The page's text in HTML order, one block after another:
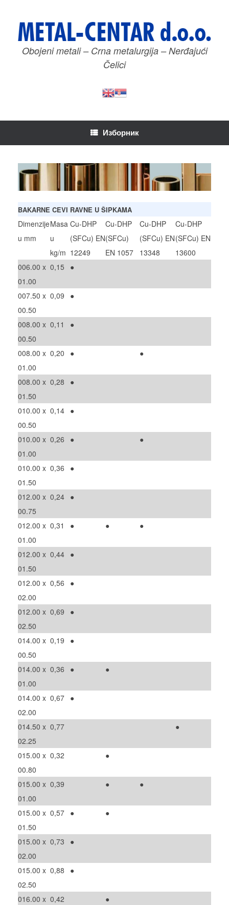
садржај
Obojeni metali – Crna metalurgija – Nerđajući
Čelici
Изборник
BAKARNE CEVI RAVNE U ŠIPKAMA
Dimenzije
u mm
Masa
u
kg/m
Cu-DHP
(SFCu) EN
12249
Cu-DHP
(SFCu)
EN 1057
Cu-DHP
(SFCu) EN
13348
Cu-DHP
(SFCu) EN
13600
006.00 x
01.00
0,15 ●
007.50 x
00.50
0,09 ●
008.00 x
00.50
0,11 ●
008.00 x
01.00
0,20 ● ●
008.00 x
01.50
0,28 ●
010.00 x
00.50
0,14 ●
010.00 x
01.00
0,26 ● ●
010.00 x
01.50
0,36 ●
012.00 x
00.75
0,24 ●
012.00 x
01.00
0,31 ● ● ●
012.00 x
01.50
0,44 ●
012.00 x
02.00
0,56 ●
012.00 x
02.50
0,69 ●
014.00 x
00.50
0,19 ●
014.00 x
01.00
0,36 ● ●
014.00 x
02.00
0,67 ●
014.50 x
02.25
0,77 ●
015.00 x
00.80
0,32 ●
015.00 x
01.00
0,39 ● ●
015.00 x
01.50
0,57 ● ●
015.00 x
02.00
0,73 ●
015.00 x
02.50
0,88 ●
016.00 x 0,42 ●